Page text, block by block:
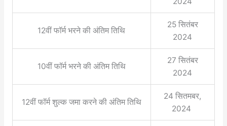
12वीं फॉर्म भरने की अंतिम तिथि
25 सितंबर
2024
10वीं फॉर्म भरने की अंतिम तिथि
27 सितंबर
2024
12वीं फॉर्म शुल्क जमा करने की अंतिम तिथि
24 सितमबर,
2024